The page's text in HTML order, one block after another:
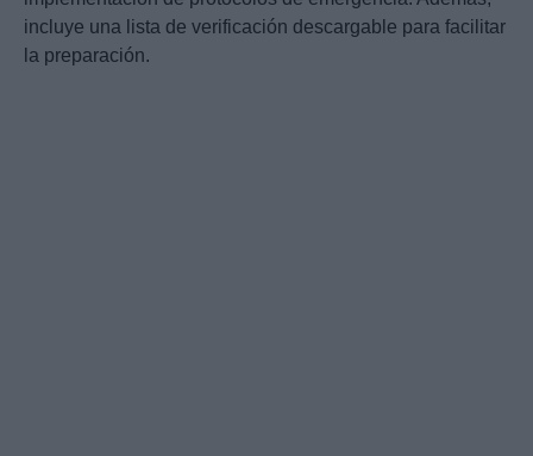
incluye una lista de verificación descargable para facilitar
la preparación.